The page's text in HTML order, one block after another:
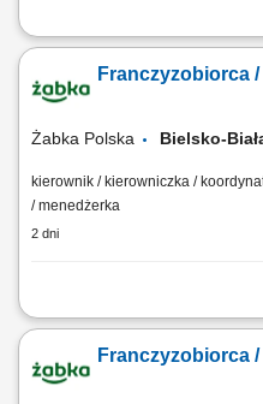
Główne zadania: Prowadzenie
obsługi. Monitorowanie stanów
Dostosowywanie asortymentu
Franczyzobiorca
Żabka Polska Bielsko-
kierownik / kierowniczka /
/ menedżerka
2 dni
Główne zadania: Prowadzenie
obsługi. Monitorowanie stanów
Dostosowywanie asortymentu
Franczyzobiorca